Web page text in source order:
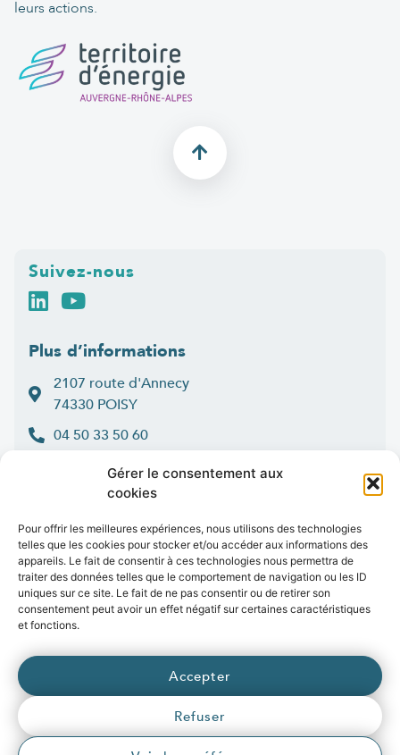
Gérer le consentement aux
cookies
Pour offrir les meilleures expériences, nous utilisons des technologies
telles que les cookies pour stocker et/ou accéder aux informations des
appareils. Le fait de consentir à ces technologies nous permettra de
traiter des données telles que le comportement de navigation ou les ID
uniques sur ce site. Le fait de ne pas consentir ou de retirer son
consentement peut avoir un effet négatif sur certaines caractéristiques
et fonctions.
Accepter
Refuser
leurs actions.
Suivez-nous
Plus d’informations
2107 route d'Annecy
74330 POISY
04 50 33 50 60
Lun > jeu : 9h-12h et 14h-16h30
9h-12h et 14h-16h
Marchés publicsPressePublicationsVidéosOpen data
Emplois
fibre.syane.fr/syanchaleur.fr/syanenr.com/
eborn.fr
© 2026 Syane
Mentions légales
Politique de confidentialité